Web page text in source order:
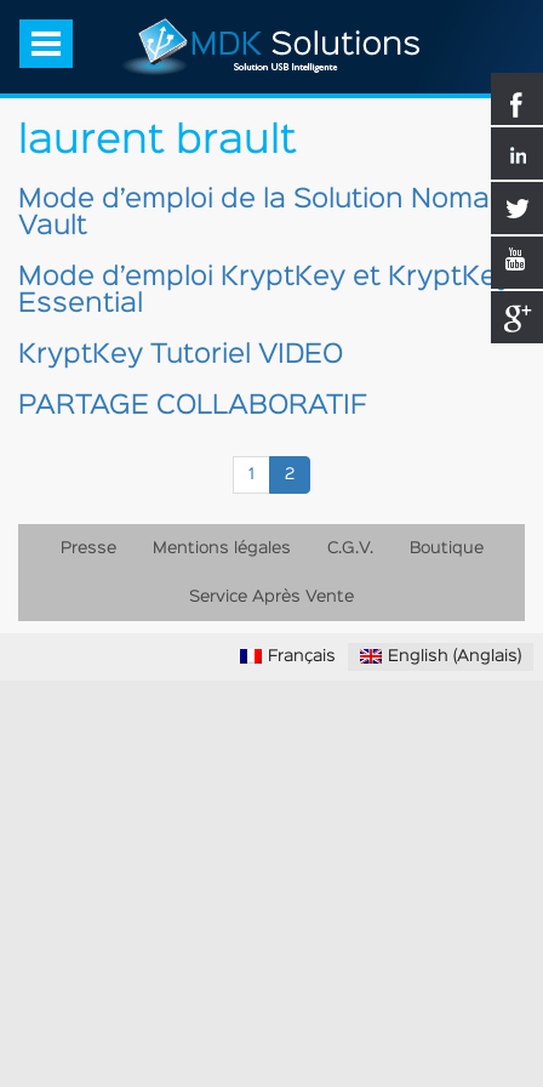
laurent brault
Mode d’emploi de la Solution Nomad
Vault
Mode d’emploi KryptKey et KryptKey
Essential
KryptKey Tutoriel VIDEO
PARTAGE COLLABORATIF
1 2(current)
Presse Mentions légales C.G.V. Boutique
Service Après Vente
Français English (Anglais)